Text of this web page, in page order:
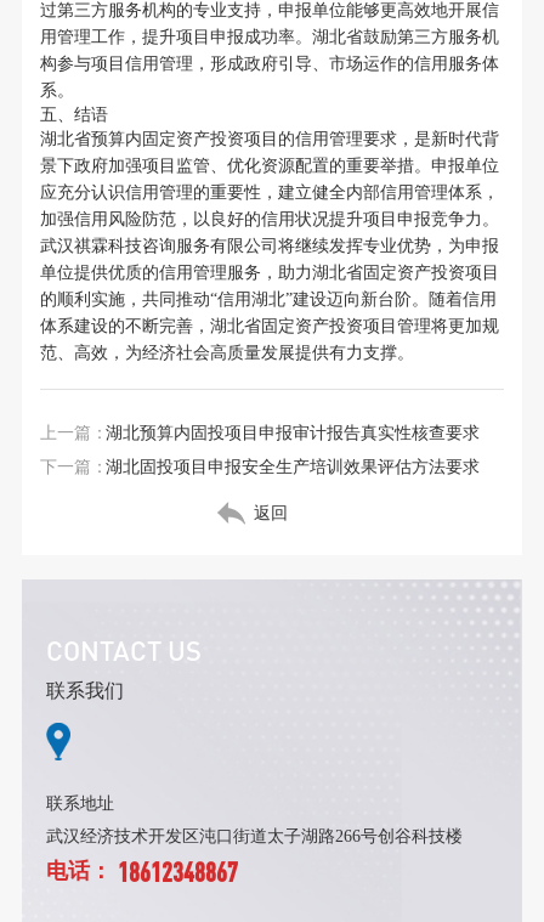
过第三方服务机构的专业支持，申报单位能够更高效地开展信
用管理工作，提升项目申报成功率。湖北省鼓励第三方服务机
构参与项目信用管理，形成政府引导、市场运作的信用服务体
系。
五、结语
湖北省预算内固定资产投资项目的信用管理要求，是新时代背
景下政府加强项目监管、优化资源配置的重要举措。申报单位
应充分认识信用管理的重要性，建立健全内部信用管理体系，
加强信用风险防范，以良好的信用状况提升项目申报竞争力。
武汉祺霖科技咨询服务有限公司将继续发挥专业优势，为申报
单位提供优质的信用管理服务，助力湖北省固定资产投资项目
的顺利实施，共同推动“信用湖北”建设迈向新台阶。随着信用
体系建设的不断完善，湖北省固定资产投资项目管理将更加规
范、高效，为经济社会高质量发展提供有力支撑。
上一篇：湖北预算内固投项目申报审计报告真实性核查要求
下一篇：湖北固投项目申报安全生产培训效果评估方法要求
返回
CONTACT US
联系我们
联系地址
武汉经济技术开发区沌口街道太子湖路266号创谷科技楼
电话： 18612348867